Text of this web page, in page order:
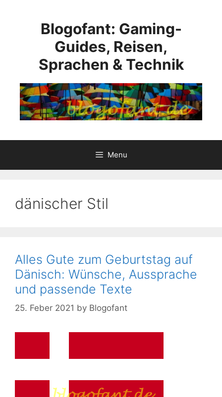
Blogofant: Gaming-
Guides, Reisen,
Sprachen & Technik
Menu
dänischer Stil
Alles Gute zum Geburtstag auf
Dänisch: Wünsche, Aussprache
und passende Texte
25. Feber 2021 by Blogofant